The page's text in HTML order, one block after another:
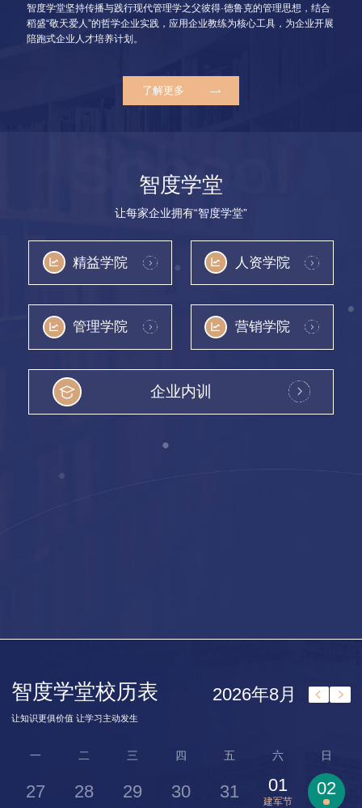
智度学堂坚持传播与践行现代管理学之父彼得·德鲁克的管理思想，结合
稻盛“敬天爱人”的哲学企业实践，应用企业教练为核心工具，为企业开展
陪跑式企业人才培养计划。
了解更多
智度学堂
让每家企业拥有“智度学堂”
精益学院 人资学院
管理学院 营销学院
企业内训
智度学堂校历表
让知识更俱价值 让学习主动发生
2026年8月
一 二 三 四 五 六 日
27 28 29 30 31 01
建军节
02